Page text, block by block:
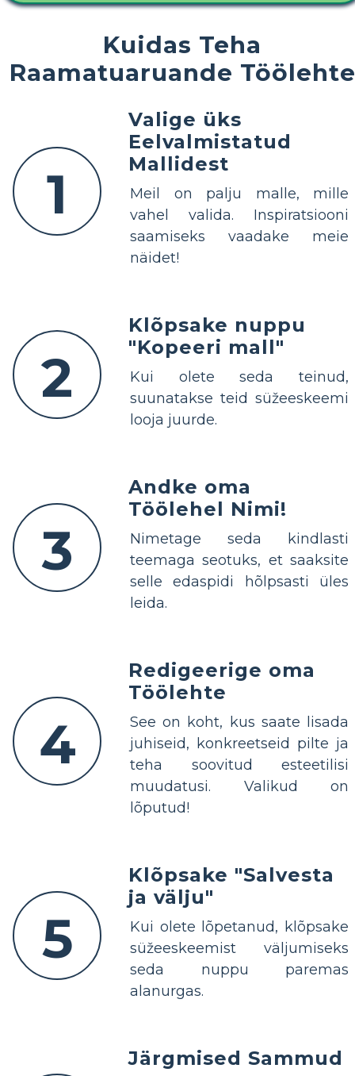
Kuidas Teha
Raamatuaruande Töölehte
1
Valige üks
Eelvalmistatud
Mallidest
Meil on palju malle, mille
vahel valida. Inspiratsiooni
saamiseks vaadake meie
näidet!
2
Klõpsake nuppu
"Kopeeri mall"
Kui olete seda teinud,
suunatakse teid süžeeskeemi
looja juurde.
3
Andke oma
Töölehel Nimi!
Nimetage seda kindlasti
teemaga seotuks, et saaksite
selle edaspidi hõlpsasti üles
leida.
4
Redigeerige oma
Töölehte
See on koht, kus saate lisada
juhiseid, konkreetseid pilte ja
teha soovitud esteetilisi
muudatusi. Valikud on
lõputud!
5
Klõpsake "Salvesta
ja välju"
Kui olete lõpetanud, klõpsake
süžeeskeemist väljumiseks
seda nuppu paremas
alanurgas.
Järgmised Sammud